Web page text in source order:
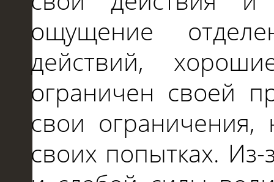
ощущение
действий,
ограничен своей
свои
своих попытках.